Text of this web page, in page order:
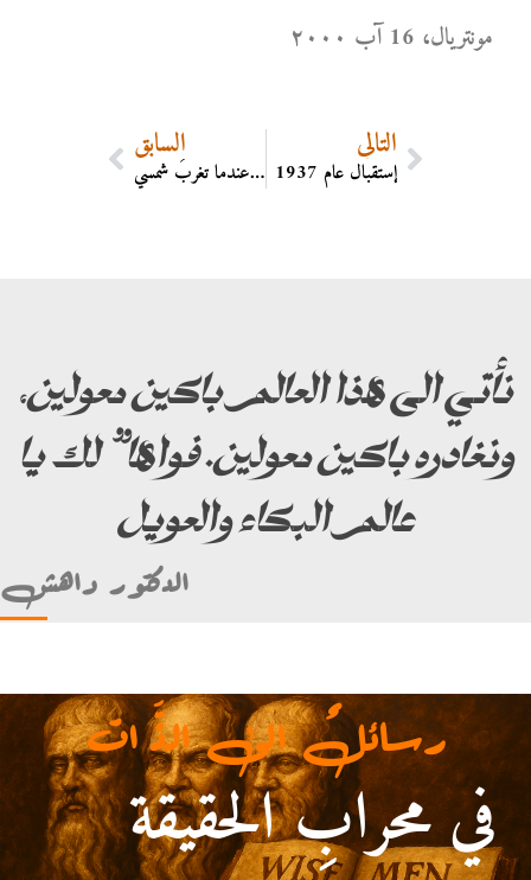
مونتریال، 16 آب ۲۰۰۰
السابق
عندما تغربُ شمسي…
التالي
إستقبال عام 1937
نأتي الى هذا العالم باكين معولين،
ونغادره باكين معولين. فواها” لك يا
عالم البكاء والعويل
الدكتور داهش
في محرابِ الحقيقة
رسائلٌ الى الذَّ ات